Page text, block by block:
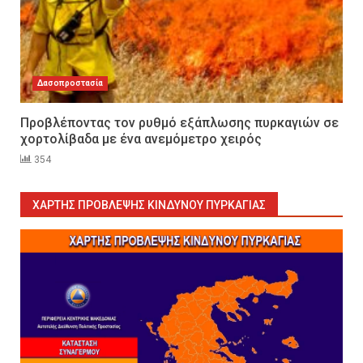
Δασοπροστασία
Προβλέποντας τον ρυθμό εξάπλωσης πυρκαγιών σε
χορτολίβαδα με ένα ανεμόμετρο χειρός
354
ΧΆΡΤΗΣ ΠΡΌΒΛΕΨΗΣ ΚΙΝΔΎΝΟΥ ΠΥΡΚΑΓΙΆΣ
6
αλλάξουμε ζωές;
άγγελος» πάνω από το κεφάλι